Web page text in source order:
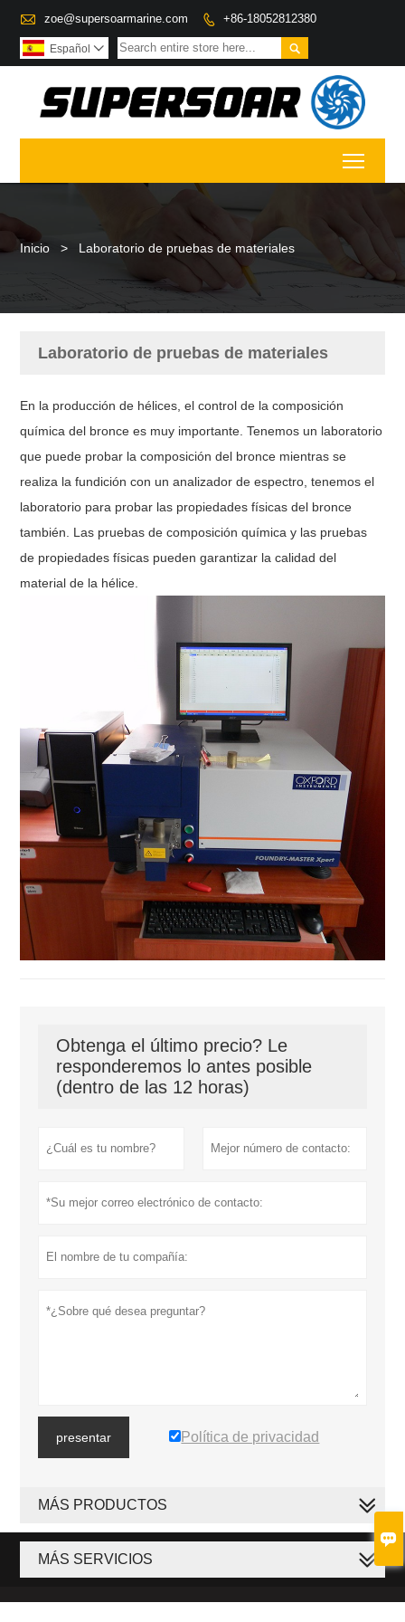

 zoe@supersoarmarine.com  +86-18052812380

Español 
Inicio > Laboratorio de pruebas de materiales
Laboratorio de pruebas de materiales
En la producción de hélices, el control de la composición
química del bronce es muy importante. Tenemos un laboratorio
que puede probar la composición del bronce mientras se
realiza la fundición con un analizador de espectro, tenemos el
laboratorio para probar las propiedades físicas del bronce
también. Las pruebas de composición química y las pruebas
de propiedades físicas pueden garantizar la calidad del
material de la hélice.
Obtenga el último precio? Le
responderemos lo antes posible
(dentro de las 12 horas)
presentar Política de privacidad
MÁS PRODUCTOS
MÁS SERVICIOS